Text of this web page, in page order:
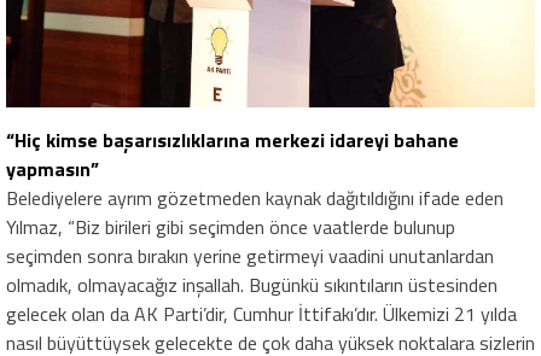
“Hiç kimse başarısızlıklarına merkezi idareyi bahane
yapmasın”
Belediyelere ayrım gözetmeden kaynak dağıtıldığını ifade eden
Yılmaz, “Biz birileri gibi seçimden önce vaatlerde bulunup
seçimden sonra bırakın yerine getirmeyi vaadini unutanlardan
olmadık, olmayacağız inşallah. Bugünkü sıkıntıların üstesinden
gelecek olan da AK Parti’dir, Cumhur İttifakı’dır. Ülkemizi 21 yılda
nasıl büyüttüysek gelecekte de çok daha yüksek noktalara sizlerin